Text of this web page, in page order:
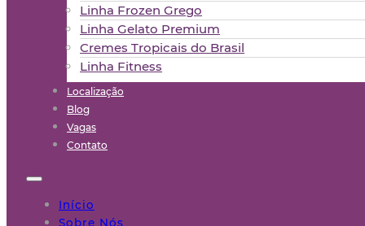
Linha Frozen Grego
Linha Gelato Premium
Cremes Tropicais do Brasil
Linha Fitness
Localização
Blog
Vagas
Contato
Início
Sobre Nós